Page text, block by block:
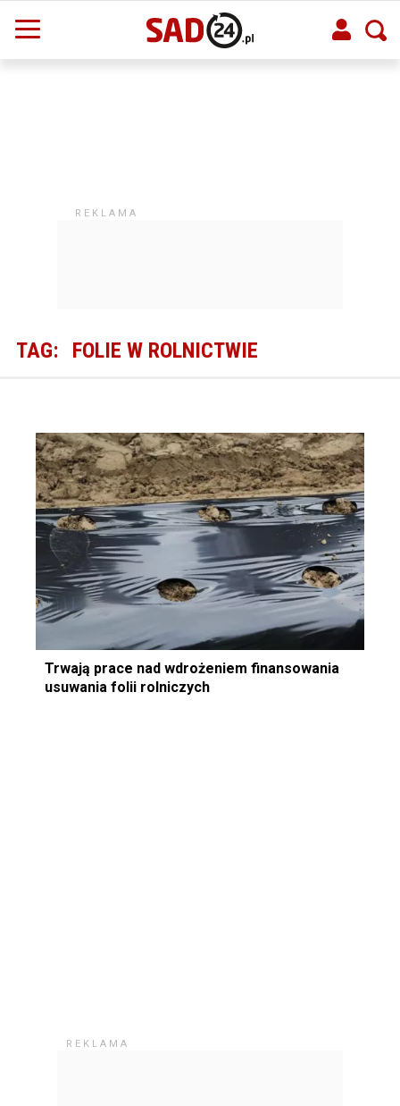
TAG: FOLIE W ROLNICTWIE
Trwają prace nad wdrożeniem finansowania
usuwania folii rolniczych